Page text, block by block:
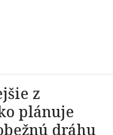
z
plánuje
dráhu